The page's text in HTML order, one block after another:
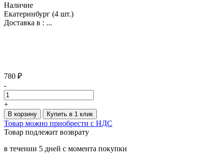
Наличие
Екатеринбург (4 шт.)
Доставка в : ...
780 ₽
-
+
В корзину Купить в 1 клик
Товар можно приобрести с НДС
Товар подлежит возврату
в течении 5 дней с момента покупки